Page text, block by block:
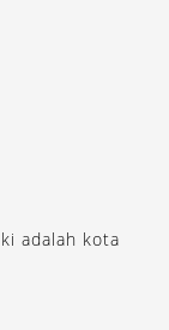
adalah kota